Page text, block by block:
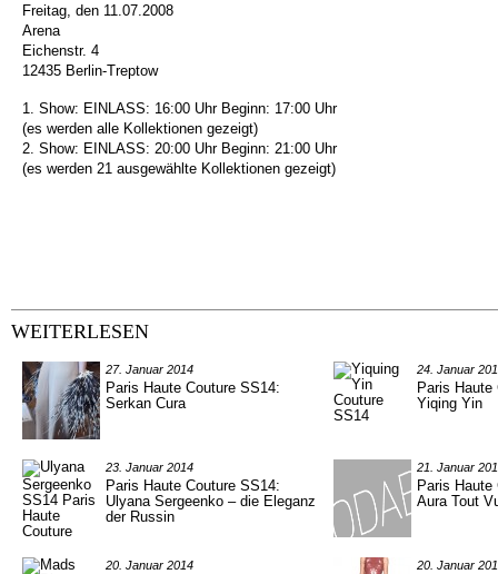
Freitag, den 11.07.2008
Arena
Eichenstr. 4
12435 Berlin-Treptow
1. Show: EINLASS: 16:00 Uhr Beginn: 17:00 Uhr
(es werden alle Kollektionen gezeigt)
2. Show: EINLASS: 20:00 Uhr Beginn: 21:00 Uhr
(es werden 21 ausgewählte Kollektionen gezeigt)
WEITERLESEN
27. Januar 2014
Paris Haute Couture SS14:
Serkan Cura
24. Januar
Paris Haute
Yiqing Yin
23. Januar 2014
Paris Haute Couture SS14:
Ulyana Sergeenko – die Eleganz
der Russin
21. Januar
Paris Haute
Aura Tout
20. Januar 2014 20. Januar